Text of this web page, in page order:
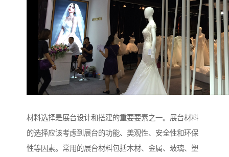
材料选择是展台设计和搭建的重要要素之一。展台材料
的选择应该考虑到展台的功能、美观性、安全性和环保
性等因素。常用的展台材料包括木材、金属、玻璃、塑